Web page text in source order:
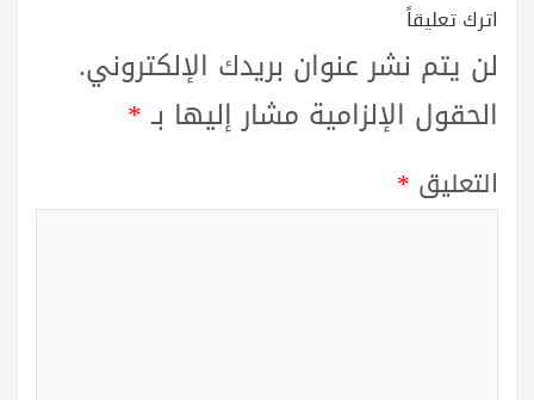
اترك تعليقاً
لن يتم نشر عنوان بريدك الإلكتروني.
الحقول الإلزامية مشار إليها بـ*
التعليق *